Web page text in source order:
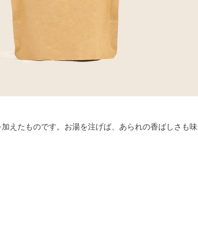
えたものです。お湯を注げば、あられの香ばしさも味